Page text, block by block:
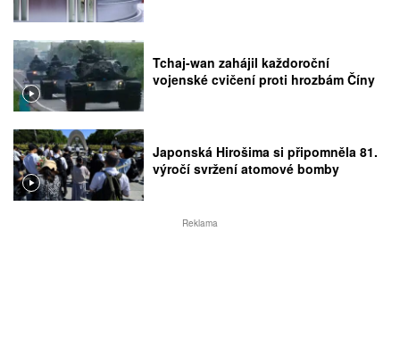
Tchaj-wan zahájil každoroční
vojenské cvičení proti hrozbám Číny
Japonská Hirošima si připomněla 81.
výročí svržení atomové bomby
Reklama